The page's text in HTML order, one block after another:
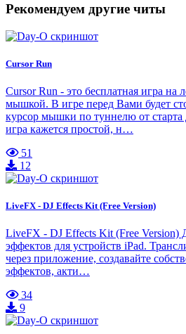
Рекомендуем другие читы
Cursor Run
Cursor Run - это бесплатная игра на
мышкой. В игре перед Вами будет
курсор мышки по туннелю от
игра кажется простой, н…
51
12
LiveFX - DJ Effects Kit (Free Version)
LiveFX - DJ Effects Kit (Free Version)
эффектов для устройств iPad.
через приложение, создавайте
эффектов, акти…
34
9